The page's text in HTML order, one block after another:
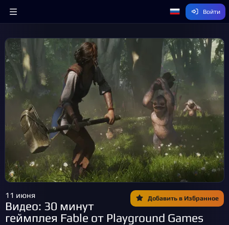
Войти
Добавить в Избранное
11 июня
Видео: 30 минут
геймплея Fable от Playground Games